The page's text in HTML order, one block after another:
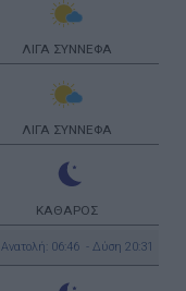
ΛΙΓΑ ΣΥΝΝΕΦΑ
ΛΙΓΑ ΣΥΝΝΕΦΑ
ΚΑΘΑΡΟΣ
Ανατολή: 06:46 - Δύση 20:31